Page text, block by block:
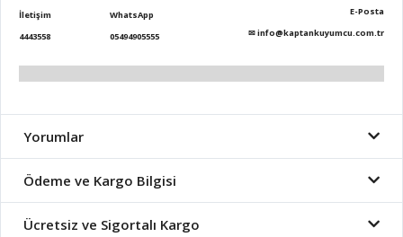
İletişim
4443558
WhatsApp
05494905555
E-Posta
✉info@kaptankuyumcu.com.tr
Yorumlar
Ödeme ve Kargo Bilgisi
Ücretsiz ve Sigortalı Kargo